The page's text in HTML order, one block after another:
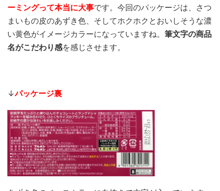
ーミングって本当に大事です。今回のパッケージは、さつ
まいもの皮のあずき色、そしてホクホクとおいしそうな濃
い黄色がイメージカラーになっていますね。 筆文字の商品
名がこだわり感を感じさせます。
↓パッケージ裏